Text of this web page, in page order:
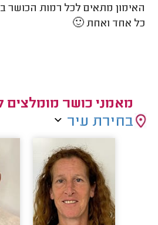
האימון מתאים לכל רמות
כל אחד ואחת 🙂
מאמני כושר מומלצים
בחירת עיר